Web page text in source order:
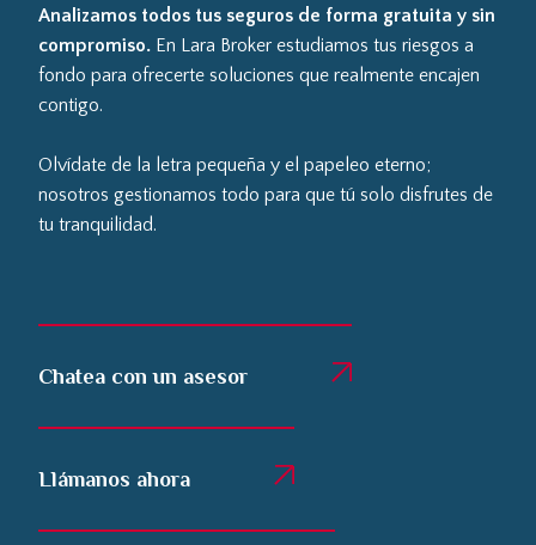
Analizamos todos tus seguros de forma gratuita y sin
compromiso.En Lara Broker estudiamos tus riesgos a
fondo para ofrecerte soluciones que realmente encajen
contigo.
Olvídate de la letra pequeña y el papeleo eterno;
nosotros gestionamos todo para que tú solo disfrutes de
tu tranquilidad.
Chatea con un asesor
Llámanos ahora